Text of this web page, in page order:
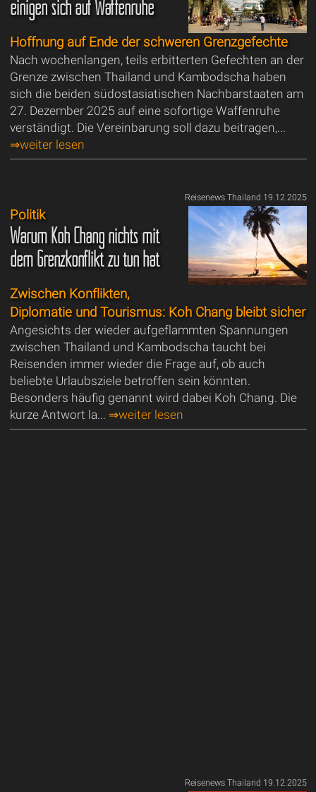
einigen sich auf Waffenruhe
Hoffnung auf Ende der schweren Grenzgefechte
Nach wochenlangen, teils erbitterten Gefechten an der
Grenze zwischen Thailand und Kambodscha haben
sich die beiden südostasiatischen Nachbarstaaten am
27. Dezember 2025 auf eine sofortige Waffenruhe
verständigt. Die Vereinbarung soll dazu beitragen,...
⇒weiter lesen
Reisenews Thailand 19.12.2025
Politik
Warum Koh Chang nichts mit
dem Grenzkonflikt zu tun hat
Zwischen Konflikten,
Diplomatie und Tourismus: Koh Chang bleibt sicher
Angesichts der wieder aufgeflammten Spannungen
zwischen Thailand und Kambodscha taucht bei
Reisenden immer wieder die Frage auf, ob auch
beliebte Urlaubsziele betroffen sein könnten.
Besonders häufig genannt wird dabei Koh Chang. Die
kurze Antwort la... ⇒weiter lesen
Reisenews Thailand 19.12.2025